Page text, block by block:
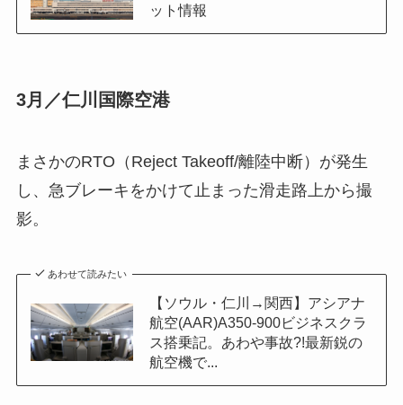
ット情報
3月／仁川国際空港
まさかのRTO（Reject Takeoff/離陸中断）が発生
し、急ブレーキをかけて止まった滑走路上から撮
影。
あわせて読みたい
【ソウル・仁川→関西】アシアナ
航空(AAR)A350-900ビジネスクラ
ス搭乗記。あわや事故?!最新鋭の
航空機で...